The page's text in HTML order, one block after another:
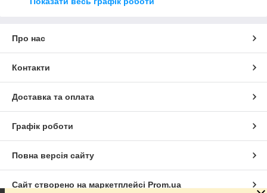
Про нас
Контакти
Доставка та оплата
Графік роботи
Повна версія сайту
Сайт створено на маркетплейсі Prom.ua